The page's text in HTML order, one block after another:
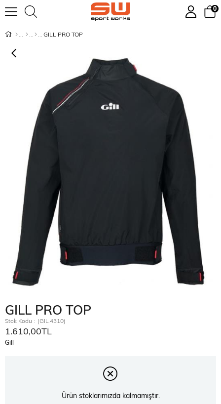
0
GILL PRO TOP
GILL PRO TOP
Stok Kodu (GIL.4310)
1.610,00TL
Gill
Ürün stoklarımızda kalmamıştır.